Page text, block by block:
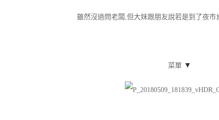
雖然沒過問老闆,但大妹跟朋友說若是到了夜市
菜單 ▼